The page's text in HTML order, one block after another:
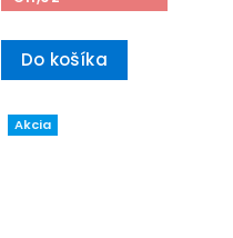
Do košíka
Akcia